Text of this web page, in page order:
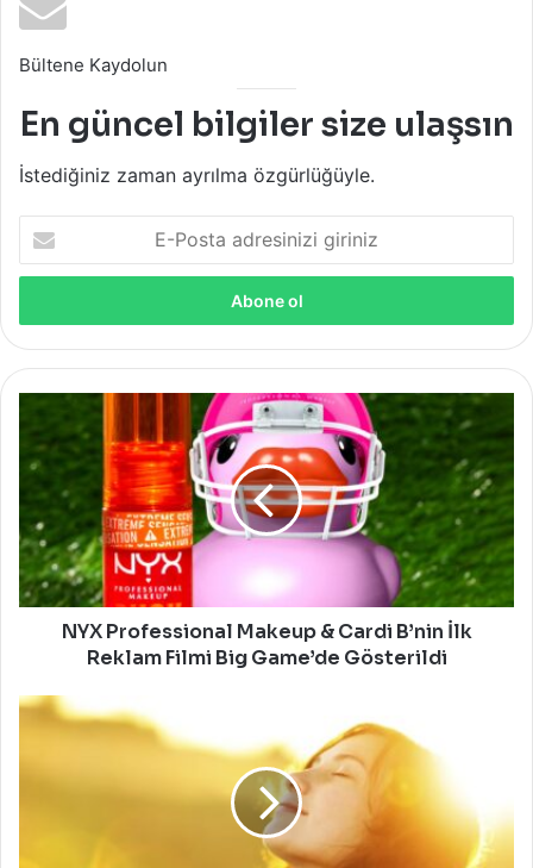
Bültene Kaydolun
En güncel bilgiler size ulaşsın
İstediğiniz zaman ayrılma özgürlüğüyle.
Posta
adresinizi
Professional
Makeup
Cardi
B’nin
İlk
Reklam
Filmi
Game’de
NYX Professional Makeup & Cardi B’nin İlk
Reklam Filmi Big Game’de Gösterildi
D